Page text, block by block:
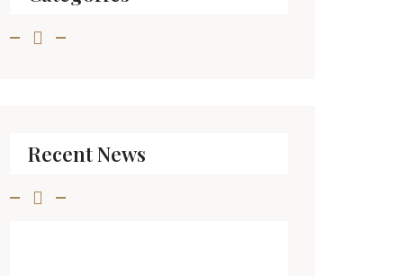
Recent News